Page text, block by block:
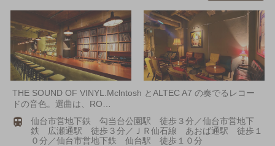
THE SOUND OF VINYL.Mclntosh とALTEC A7 の奏でるレコー
ドの音色。選曲は、RO…
仙台市営地下鉄 勾当台公園駅 徒歩３分／仙台市営地下
鉄 広瀬通駅 徒歩３分／ＪＲ仙石線 あおば通駅 徒歩１
０分／仙台市営地下鉄 仙台駅 徒歩１０分